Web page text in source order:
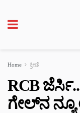
Home ಕ್ರೀಡೆ
RCB
ಗೇಲ್‌ನ